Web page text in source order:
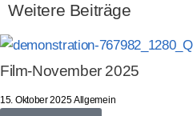
Weitere Beiträge
Film-November 2025
15. Oktober 2025Allgemein